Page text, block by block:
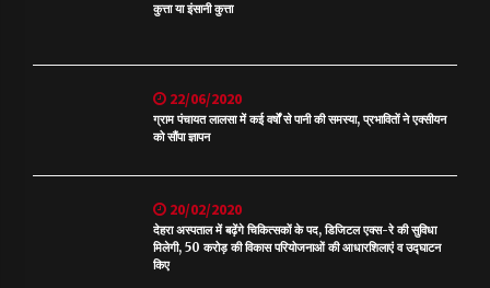
कुत्ता या इंसानी कुत्ता
22/06/2020
ग्राम पंचायत लालसा में कई वर्षों से पानी की समस्या, प्रभावितों ने एक्सीयन
को सौंपा ज्ञापन
20/02/2020
देहरा अस्पताल में बढ़ेंगे चिकित्सकों के पद, डिजिटल एक्स-रे की सुविधा
मिलेगी, 50 करोड़ की विकास परियोजनाओं की आधारशिलाएं व उद्घाटन
किए